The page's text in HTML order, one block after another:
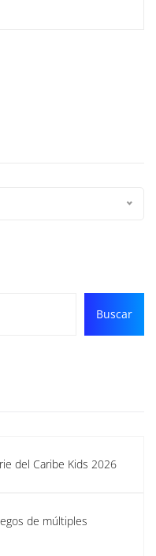
Buscar
del Caribe Kids 2026
de múltiples